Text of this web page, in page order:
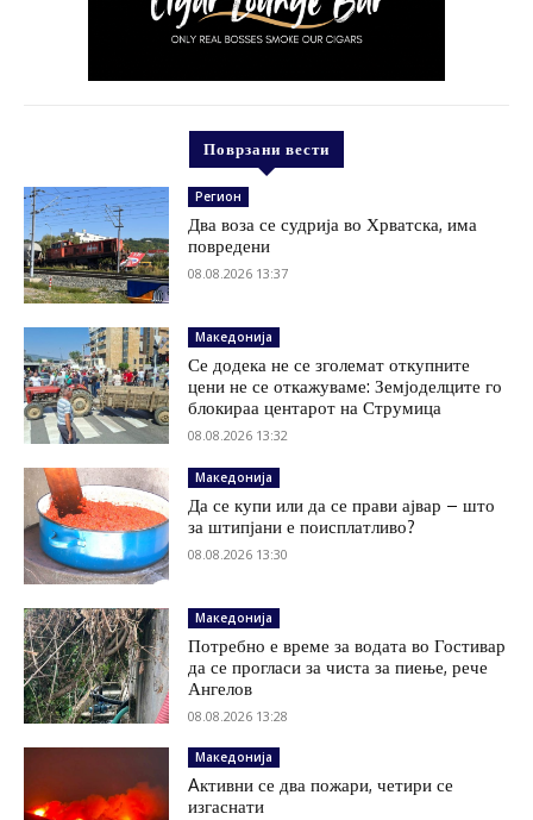
Поврзани вести
Регион
Два воза се судрија во Хрватска, има
повредени
08.08.2026 13:37
Македонија
Се додека не се зголемат откупните
цени не се откажуваме: Земјоделците го
блокираа центарот на Струмица
08.08.2026 13:32
Македонија
Да се купи или да се прави ајвар – што
за штипјани е поисплатливо?
08.08.2026 13:30
Македонија
Потребно е време за водата во Гостивар
да се прогласи за чиста за пиење, рече
Ангелов
08.08.2026 13:28
Македонија
Aктивни се два пожари, четири се
изгаснати